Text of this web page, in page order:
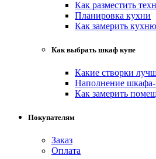
Как разместить
Планировка кухни
Как замерить кухню
Как выбрать шкаф купе
Какие створки
Наполнение
Как замерить
Покупателям
Заказ
Оплата